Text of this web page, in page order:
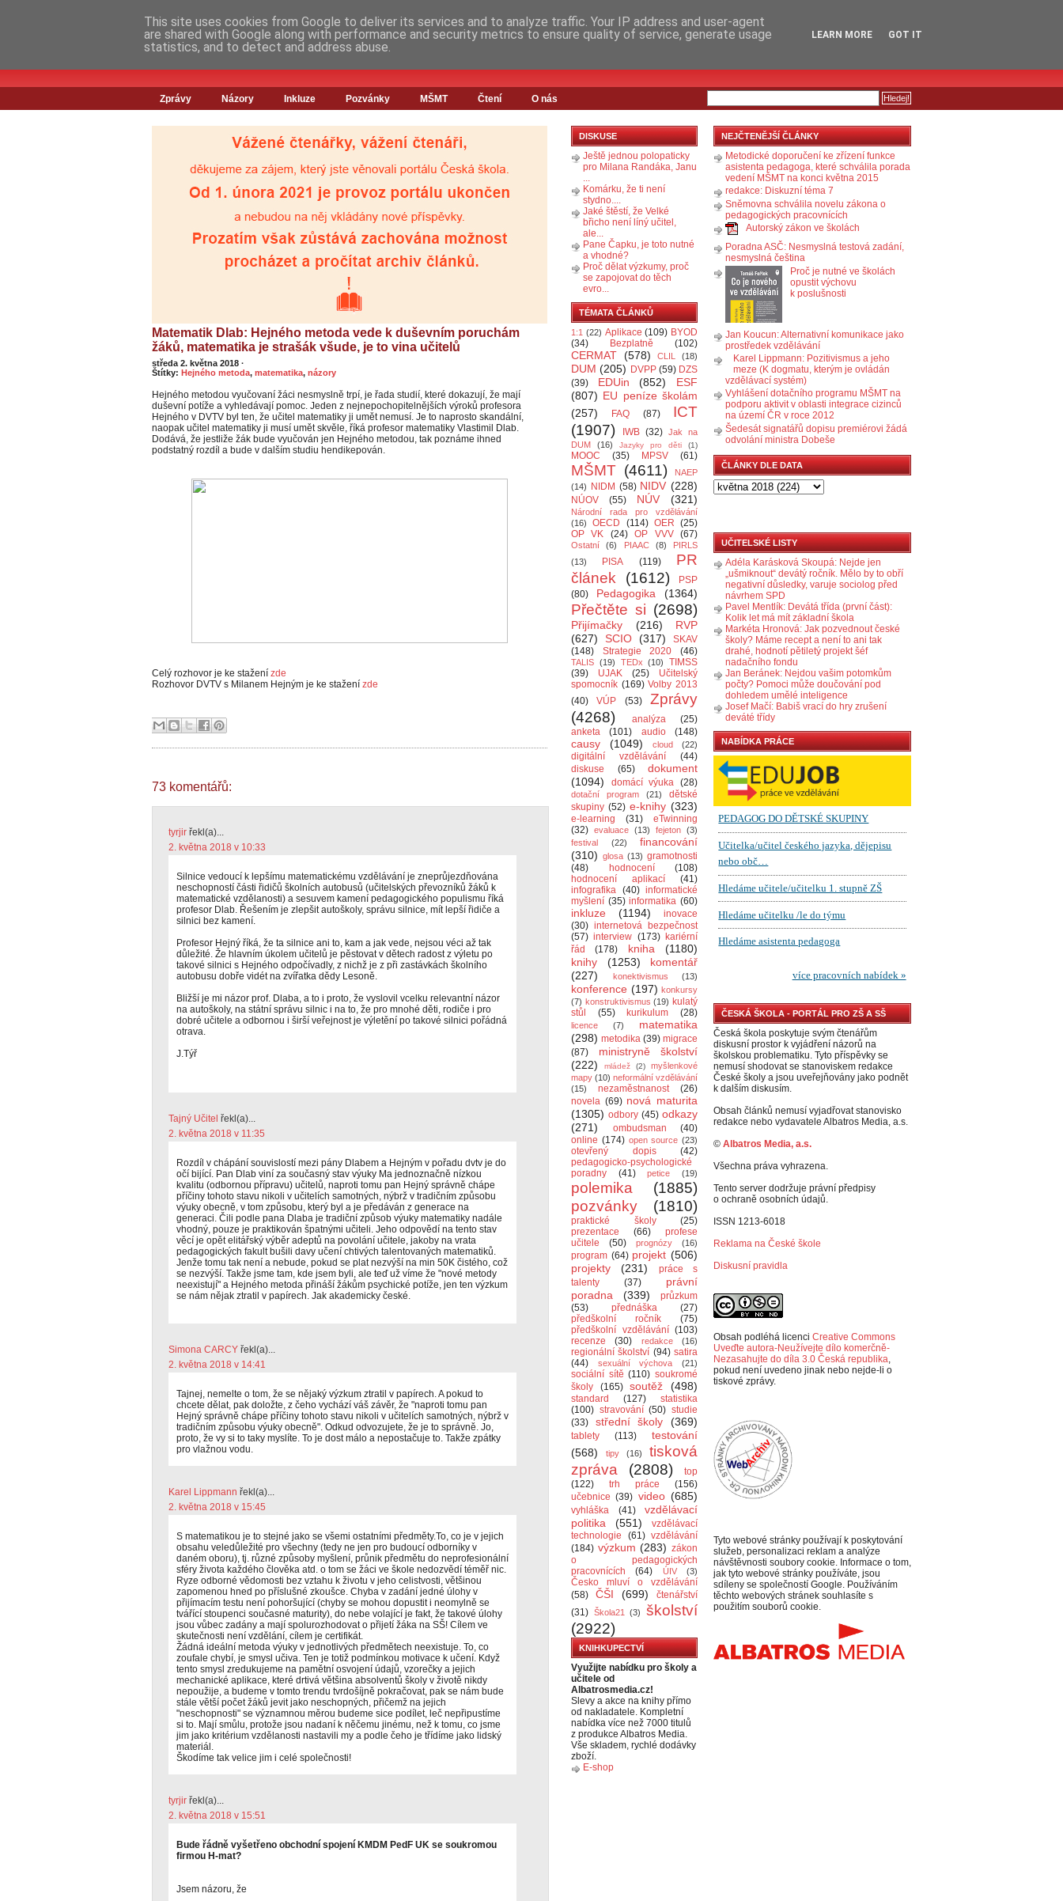
Zprávy Názory Inkluze Pozvánky MŠMT Čtení O nás
Matematik Dlab: Hejného metoda vede k duševním poruchám
žáků, matematika je strašák všude, je to vina učitelů
středa 2. května 2018 ·
Štítky: Hejného metoda, matematika, názory
Hejného metodou vyučovaní žáci nesmyslně trpí, je řada studií, které dokazují, že mají
duševní potíže a vyhledávají pomoc. Jeden z nejnepochopitelnějších výroků profesora
Hejného v DVTV byl ten, že učitel matematiky ji umět nemusí. Je to naprosto skandální,
naopak učitel matematiky ji musí umět skvěle, říká profesor matematiky Vlastimil Dlab.
Dodává, že jestliže žák bude vyučován jen Hejného metodou, tak poznáme ihned
podstatný rozdíl a bude v dalším studiu hendikepován.
Celý rozhovor je ke stažení zde
Rozhovor DVTV s Milanem Hejným je ke stažení zde
73 komentářů:
tyrjir řekl(a)...
2. května 2018 v 10:33
Silnice vedoucí k lepšímu matematickému vzdělávání je zneprůjezdňována
neschopností části řidičů školních autobusů (učitelských převozníků žáků k
matematické vzdělanosti) a sesuvem kamení pedagogického populismu říká
profesor Dlab. Řešením je zlepšit autoškoly, správu silnice, mít lepší řidiče a
silnici bez kamení.
Profesor Hejný říká, že ta silnice ani to, kam a jak vede, nejsou véci až tak
důležité. Že hlavním úkolem učitelů je pěstovat v dětech radost z výletu po
takové silnici s Hejného odpočívadly, z nichž je z při zastávkách školního
autobusu dobře vidét na zvířatka dědy Lesoně.
Bližší je mi názor prof. Dlaba, a to i proto, že vyslovil vcelku relevantní názor
na autoškoly, na státní správu silnic i na to, že pro mnohé děti, rodiče i pro
dobré učitele a odbornou i širší veřejnost je výletění po takové silnici pořádná
otrava.
J.Týř
Tajný Učitel řekl(a)...
2. května 2018 v 11:35
Rozdíl v chápání souvislostí mezi pány Dlabem a Hejným v pořadu dvtv je do
očí bijící. Pan Dlab viní za současný stav výuky Ma jednoznačně nízkou
kvalitu (odbornou přípravu) učitelů, naproti tomu pan Hejný správně chápe
příčiny tohoto stavu nikoli v učitelích samotných, nýbrž v tradičním způsobu
výuky obecně, v tom způsobu, který byl a je předáván z generace na
generaci. Čili podle pana Dlaba je tradiční způsob výuky matematiky nadále
vhodný, pouze je praktikován špatnými učiteli. Jeho odpovědí na tento stav
věcí je opět elitářský výběr adeptů na povolání učitele, jakoby na vrata
pedagogických fakult bušili davy učení chtivých talentovaných matematiků.
Jenže tomu tak není a nebude, pokud se plat nezvýší na min 50K čistého, což
se nezvýší. Takže jsme tam, kde jsem byli, ale teď už víme že "nové metody
neexistují" a Hejného metoda přináší žákům psychické potíže, jen ten výzkum
se nám nějak ztratil v papírech. Jak akademicky české.
Simona CARCY řekl(a)...
2. května 2018 v 14:41
Tajnej, nemelte o tom, že se nějaký výzkum ztratil v papírech. A pokud to
chcete dělat, pak doložte, z čeho vychází váš závěr, že "naproti tomu pan
Hejný správně chápe příčiny tohoto stavu nikoli v učitelích samotných, nýbrž v
tradičním způsobu výuky obecně". Odkud odvozujete, že je to správně. Jo,
proto, že vy si to taky myslíte. To je dost málo a nepostačuje to. Takže zpátky
pro vlažnou vodu.
Karel Lippmann řekl(a)...
2. května 2018 v 15:45
S matematikou je to stejné jako se všemi ostatními předměty.To, co je v jejich
obsahu veledůležité pro všechny (tedy ne jen pro budoucí odborníky v
daném oboru), tj. různé způsoby myšlení, průnik předmětu do neprofesionální
sféry života každého člověka atd. o tom se žáci ve škole nedozvědí téměř nic.
Ryze odborné vědomosti bez vztahu k životu v jeho celistvosti, většinou
zapomenou hned po příslušné zkoušce. Chyba v zadání jedné úlohy v
přijímacím testu není pohoršující (chyby se mohou dopustit i neomylně se
tvářící stoupenci současné maturity), do nebe volající je fakt, že takové úlohy
jsou vůbec zadány a mají spolurozhodovat o přijetí žáka na SŠ! Cílem ve
skutečnosti není vzdělání, cílem je certifikát.
Žádná ideální metoda výuky v jednotlivých předmětech neexistuje. To, co
zoufale chybí, je smysl učiva. Ten je totiž podmínkou motivace k učení. Když
tento smysl zredukujeme na pamětní osvojení údajů, vzorečky a jejich
mechanické aplikace, které drtivá většina absolventů školy v životě nikdy
nepoužije, a budeme v tomto trendu tvrdošíjně pokračovat, pak se nám bude
stále větší počet žáků jevit jako neschopných, přičemž na jejich
"neschopnosti" se významnou měrou budeme sice podílet, leč nepřipustíme
si to. Mají smůlu, protože jsou nadaní k něčemu jinému, než k tomu, co jsme
jim jako kritérium vzdělanosti nastavili my a podle čeho je třídíme jako lidský
materiál.
Škodíme tak velice jim i celé společnosti!
tyrjir řekl(a)...
2. května 2018 v 15:51
Bude řádně vyšetřeno obchodní spojení KMDM PedF UK se soukromou
firmou H-mat?
Jsem názoru, že
DISKUSE
Ještě jednou polopaticky
pro Milana Randáka, Janu
...
Komárku, že ti není
stydno....
Jaké štěstí, že Velké
břicho není líný učitel,
ale...
Pane Čapku, je toto nutné
a vhodné?
Proč dělat výzkumy, proč
se zapojovat do těch
evro...
TÉMATA ČLÁNKŮ
1:1 (22) Aplikace (109) BYOD
(34)
Bezplatně (102)
CERMAT (578) CLIL (18)
DUM (205) DVPP (59) DZS
(39)
EDUin (852)
ESF
(807) EU peníze školám
(257)
FAQ (87)
ICT
(1907)
IWB (32) Jak na
DUM
(16) Jazyky pro děti (1)
MOOC (35) MPSV (61)
MŠMT (4611)
NAEP
(14)
NIDM (58) NIDV (228)
NÚOV (55) NÚV (321)
Národní rada pro vzdělávání
(16)
OECD (114) OER (25)
OP VK
(24) OP VVV (67)
Ostatní (6) PIAAC (8)
PIRLS
(13)
PISA (119)
PR
článek
(1612)
PSP
(80)
Pedagogika (1364)
Přečtěte si (2698)
Přijímačky (216)
RVP
(627)
SCIO (317)
SKAV
(148)
Strategie 2020 (46)
TALIS (19) TEDx (10)
TIMSS
(39)
UJAK (25)
Učitelský
spomocník (169) Volby 2013
(40)
VÚP (53)
Zprávy
(4268)
analýza
(25)
anketa
(101) audio (148)
causy (1049) cloud (22)
digitální vzdělávání
(44)
diskuse
(65)
dokument
(1094)
domácí výuka (28)
dotační program (21)
dětské
skupiny (52) e-knihy (323)
e-learning (31)
eTwinning
(32) evaluace (13) fejeton (3)
festival
(22)
financování
(310) glosa (13) gramotnosti
(48)
hodnocení
(108)
hodnocení aplikací
(41)
infografika (40) informatické
myšlení (35) informatika (60)
inkluze (1194)
inovace
(30) internetová bezpečnost
(57) interview (173) kariérní
řád
(178) kniha
(1180)
knihy
(1253)
komentář
(227)
konektivismus (13)
konference (197) konkursy
(7) konstruktivismus (19) kulatý
stůl
(55) kurikulum (28)
licence (7)
matematika
(298) metodika (39) migrace
(87)
ministryně školství
(222)
mládež (2)
myšlenkové
mapy (10) neformální vzdělávání
(15)
nezaměstnanost
(26)
novela (69) nová maturita
(1305) odbory (45) odkazy
(271)
ombudsman
(40)
online (174) open source (23)
otevřený dopis
(42)
pedagogicko-psychologické
poradny
(41) petice (19)
polemika
(1885)
pozvánky
(1810)
praktické školy
(25)
prezentace
(66)
profese
učitele
(50) prognózy (16)
program (64) projekt (506)
projekty
(231)
práce s
talenty
(37)
právní
poradna
(339)
průzkum
(53)
přednáška
(27)
předškolní ročník
(75)
předškolní vzdělávání (103)
recenze
(30) redakce (16)
regionální školství (94) satira
(44)
sexuální výchova (21)
sociální sítě (110) soukromé
školy
(165) soutěž (498)
standard (127)
statistika
(100) stravování (50) studie
(33)
střední školy (369)
tablety (113)
testování
(568)
tipy (16)
tisková
zpráva
(2808)
top
(122)
trh práce
(156)
učebnice (39) video (685)
vyhláška (41)
vzdělávací
politika
(551)
vzdělávací
technologie
(61) vzdělávání
(184) výzkum (283) zákon
o pedagogických
pracovnících
(64) ÚIV (3)
Česko mluví o vzdělávání
(58)
ČŠI (699)
čtenářství
(31) Škola21 (3)
školství
(2922)
KNIHKUPECTVÍ
Využijte nabídku pro školy a
učitele od
Albatrosmedia.cz!
Slevy a akce na knihy přímo
od nakladatele. Kompletní
nabídka více než 7000 titulů
z produkce Albatros Media.
Vše skladem, rychlé dodávky
zboží.
E-shop
NEJČTENĚJŠÍ ČLÁNKY
Metodické doporučení ke zřízení funkce
asistenta pedagoga, které schválila porada
vedení MŠMT na konci května 2015
redakce: Diskuzní téma 7
Sněmovna schválila novelu zákona o
pedagogických pracovnících
Autorský zákon ve školách
Poradna ASČ: Nesmyslná testová zadání,
nesmyslná čeština
Proč je nutné ve školách
opustit výchovu
k poslušnosti
Jan Koucun: Alternativní komunikace jako
prostředek vzdělávání
Karel Lippmann: Pozitivismus a jeho
meze (K dogmatu, kterým je ovládán
vzdělávací systém)
Vyhlášení dotačního programu MŠMT na
podporu aktivit v oblasti integrace cizinců
na území ČR v roce 2012
Šedesát signatářů dopisu premiérovi žádá
odvolání ministra Dobeše
ČLÁNKY DLE DATA
UČITELSKÉ LISTY
Adéla Karásková Skoupá: Nejde jen
„ušmiknout“ devátý ročník. Mělo by to obří
negativní důsledky, varuje sociolog před
návrhem SPD
Pavel Mentlík: Devátá třída (první část):
Kolik let má mít základní škola
Markéta Hronová: Jak pozvednout české
školy? Máme recept a není to ani tak
drahé, hodnotí pětiletý projekt šéf
nadačního fondu
Jan Beránek: Nejdou vašim potomkům
počty? Pomoci může doučování pod
dohledem umělé inteligence
Josef Mačí: Babiš vrací do hry zrušení
deváté třídy
NABÍDKA PRÁCE
ČESKÁ ŠKOLA - PORTÁL PRO ZŠ A SŠ
Česká škola poskytuje svým čtenářům
diskusní prostor k vyjádření názorů na
školskou problematiku. Tyto příspěvky se
nemusí shodovat se stanoviskem redakce
České školy a jsou uveřejňovány jako podnět
k dalším diskusím.
Obsah článků nemusí vyjadřovat stanovisko
redakce nebo vydavatele Albatros Media, a.s.
© Albatros Media, a.s.
Všechna práva vyhrazena.
Tento server dodržuje právní předpisy
o ochraně osobních údajů.
ISSN 1213-6018
Reklama na České škole
Diskusní pravidla
Obsah podléhá licenci Creative Commons
Uveďte autora-Neužívejte dílo komerčně-
Nezasahujte do díla 3.0 Česká republika,
pokud není uvedeno jinak nebo nejde-li o
tiskové zprávy.
Tyto webové stránky používají k poskytování
služeb, personalizaci reklam a analýze
návštěvnosti soubory cookie. Informace o tom,
jak tyto webové stránky používáte, jsou
sdíleny se společností Google. Používáním
těchto webových stránek souhlasíte s
použitím souborů cookie.
This site uses cookies from Google to deliver its services and to analyze traffic. Your IP address and user-agent
are shared with Google along with performance and security metrics to ensure quality of service, generate usage
statistics, and to detect and address abuse.
LEARN MORE GOT IT